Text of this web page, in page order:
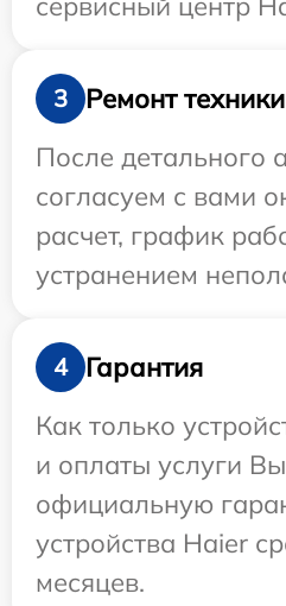
3
Ремонт техники
После детального
согласуем с вами
расчет, график
устранением
4
Гарантия
Как только
и оплаты услуги
официальную
устройства Haier
месяцев.